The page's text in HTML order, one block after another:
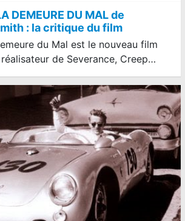
DEMEURE DU MAL de
: la critique du film
du Mal est le nouveau film
de Severance, Creep…